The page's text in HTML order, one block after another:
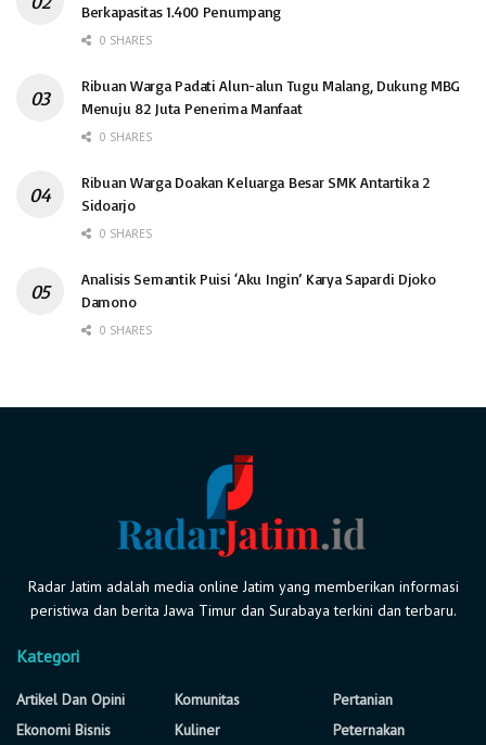
Berkapasitas 1.400 Penumpang
0 SHARES
Ribuan Warga Padati Alun-alun Tugu Malang, Dukung MBG
Menuju 82 Juta Penerima Manfaat
0 SHARES
Ribuan Warga Doakan Keluarga Besar SMK Antartika 2
Sidoarjo
0 SHARES
Analisis Semantik Puisi ‘Aku Ingin’ Karya Sapardi Djoko
Damono
0 SHARES
Radar Jatim adalah media online Jatim yang memberikan informasi
peristiwa dan berita Jawa Timur dan Surabaya terkini dan terbaru.
Kategori
Artikel Dan Opini
Ekonomi Bisnis
Komunitas
Kuliner
Pertanian
Peternakan